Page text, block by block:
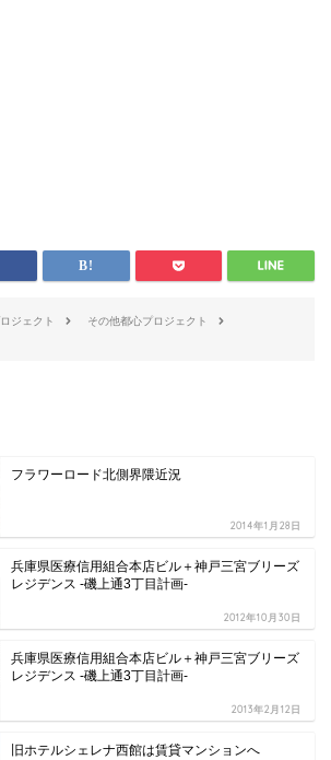
ジェクト
その他都心プロジェクト
フラワーロード北側界隈近況
2014年1月28日
兵庫県医療信用組合本店ビル＋神戸三宮ブリーズ
レジデンス -磯上通3丁目計画-
2012年10月30日
兵庫県医療信用組合本店ビル＋神戸三宮ブリーズ
レジデンス -磯上通3丁目計画-
2013年2月12日
旧ホテルシェレナ西館は賃貸マンションへ